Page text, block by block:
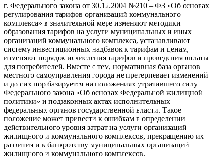
г. Федерального закона от 30.12.2004 №210 – ФЗ «Об основах
регулирования тарифов организаций коммунального
комплекса» в значительной мере изменяют методики
образования тарифов на услуги муниципальных и иных
организаций коммунального комплекса, устанавливают
систему инвестиционных надбавок к тарифам и ценам,
изменяют порядок исчисления тарифов и проведения оплаты
для потребителей. Вместе с тем, нормативная база органов
местного самоуправления города не претерпевает изменений
и до сих пор базируется на положениях утратившего силу
Федерального закона «Об основах Федеральной жилищной
политики» и подзаконных актах исполнительных
федеральных органов государственной власти. Такое
положение может привести к ошибкам в определении
действительного уровня затрат на услуги организаций
жилищного и коммунального комплексов, прекращению их
развития и к банкротству муниципальных организаций
жилищного и коммунального комплексов.